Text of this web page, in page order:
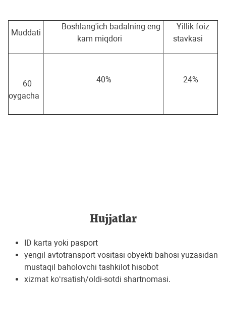
Muddati
Boshlang'ich badalning eng
kam miqdori
Yillik foiz
stavkasi
60
oygacha
40% 24%
Hujjatlar
ID karta yoki pasport
yengil avtotransport vositasi obyekti bahosi yuzasidan
mustaqil baholovchi tashkilot hisobot
xizmat ko‘rsatish/oldi-sotdi shartnomasi.